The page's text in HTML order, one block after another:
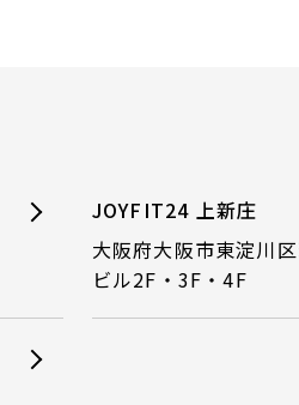
JOYFIT24 上新庄
大阪府大阪市東淀川
ビル2F・3F・4F